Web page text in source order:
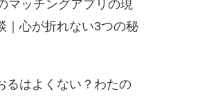
マッチングアプリの現
｜心が折れない3つの秘
るはよくない？わたの